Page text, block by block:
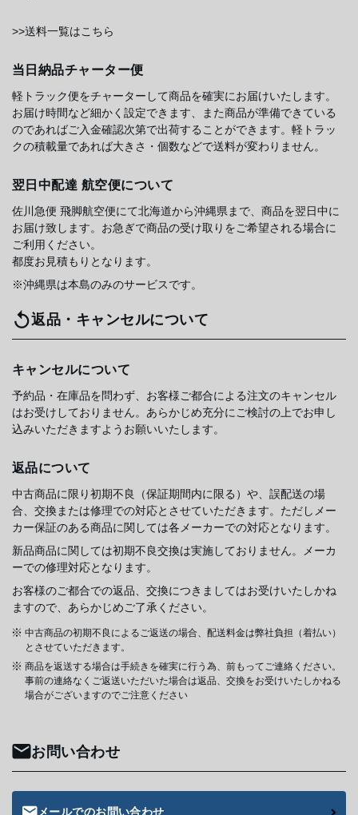
>>送料一覧はこちら
当日納品チャーター便
軽トラック便をチャーターして商品を確実にお届けいたします。
お届け時間など細かく設定できます、また商品が準備できている
のであればご入金確認次第で出荷することができます。軽トラッ
クの積載量であれば大きさ・個数などで送料が変わりません。
翌日中配達 航空便について
佐川急便 飛脚航空便にて北海道から沖縄県まで、商品を翌日中に
お届け致します。お急ぎで商品の受け取りをご希望される場合に
ご利用ください。
都度お見積もりとなります。
※沖縄県は本島のみのサービスです。
返品・キャンセルについて
キャンセルについて
予約品・在庫品を問わず、お客様ご都合による注文のキャンセル
はお受けしておりません。あらかじめ充分にご検討の上でお申し
込みいただきますようお願いいたします。
返品について
中古商品に限り初期不良（保証期間内に限る）や、誤配送の場
合、交換または修理での対応とさせていただきます。ただしメー
カー保証のある商品に関しては各メーカーでの対応となります。
新品商品に関しては初期不良交換は実施しておりません。メーカ
ーでの修理対応となります。
お客様のご都合での返品、交換につきましてはお受けいたしかね
ますので、あらかじめご了承ください。
中古商品の初期不良によるご返送の場合、配送料金は弊社負担（着払い）
とさせていただきます。
商品を返送する場合は手続きを確実に行う為、前もってご連絡ください。
事前の連絡なくご返送いただいた場合は返品、交換をお受けいたしかねる
場合がございますのでご注意ください
お問い合わせ
メールでのお問い合わせ